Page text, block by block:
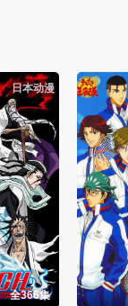
日本动漫
全366集